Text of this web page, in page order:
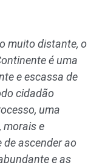
muito distante, o
é uma
e escassa de
cidadão
uma
morais e
ascender ao
e as